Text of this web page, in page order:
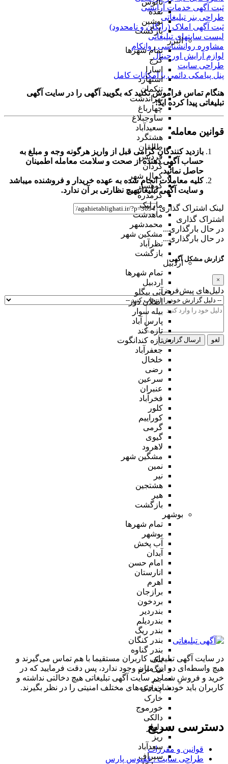
نالوس
نقده
نوشین
بازگشت
البرز
تمام شهر‌ها
کرج
اسارا
اشتهارد
تنکمان
تهراندشت
چهارباغ
ساوجبلاغ
سعیدآباد
هشتگرد
طالقان
فردیس
کردان
کمال شهر
کوهسار
گرمدره
مارلیک
ماهدشت
محمدشهر
مشکین شهر
نظرآباد
بازگشت
اردبیل
تمام شهر‌ها
اردبیل
آبی بیگلو
اصلان دوز
بیله سوار
پارس آباد
تازه کند
تازه کندانگوت
جعفرآباد
خلخال
رضی
سرعین
عنبران
فخرآباد
کلور
کوراییم
گرمی
گیوی
لاهرود
مشگین شهر
نمین
نیر
هشتجین
هیر
بازگشت
بوشهر
تمام شهر‌ها
بوشهر
آب پخش
آبدان
امام حسن
انارستان
اهرم
برازجان
بردخون
بندردیر
بندردیلم
بندر ریگ
بندر کنگان
بندر گناوه
بنک
تنگ ارم
جم
چغادک
خارک
خورموج
دالکی
دلوار
ریز
سعدآباد
سیراف
ثبت آگهی خدمات آرایشی
طراحی بنر تبلیغاتی
ثبت آگهی املاک (رایگان و نامحدود)
لیست سایتهای تبلیغاتی
مشاوره روانشناسی روانکام
لوازم آرایش اورجینال
طراحی سایت
پنل پیامکی دائمی با امکانات کامل
هنگام تماس فراموش نکنید که بگویید آگهی را در سایت آگهی
تبلیغاتی پیدا کرده اید!
قوانین معامله
بازدید کنندگان گرامی قبل از واریز هرگونه وجه و مبلغ به
حساب آگهی دهنده از صحت و سلامت معامله اطمینان
حاصل نمائید.
کلیه معاملات انجام شده به عهده خریدار و فروشنده میباشد
و سایت آگهی تبلیغاتیهیچ نظارتی بر آن ندارد.
لینک اشتراک گذاری
اشتراک گذاری
در حال بارگذاری...
در حال بارگذاری...
گزارش مشکل آگهی
×
دلیل‌های پیش‌فرض:
لغو ارسال گزارش
در سایت آگهی تبلیغاتی کاربران مستقیما با هم تماس می‌گیرند و
هیچ واسطه‌ای در این میان وجود ندارد، پس دقت فرمایید که در
خرید و فروشِ شما در سایت آگهی تبلیغاتی هیچ دخالتی نداشته و
کاربران باید خودشان جنبه‌های مختلف امنیتی را در نظر بگیرند.
دسترسی سریع
قوانین و مقررات
طراحی سایت : ققنوس پارس